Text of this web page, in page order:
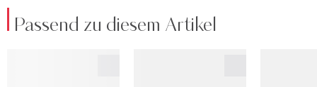
Passend zu diesem Artikel